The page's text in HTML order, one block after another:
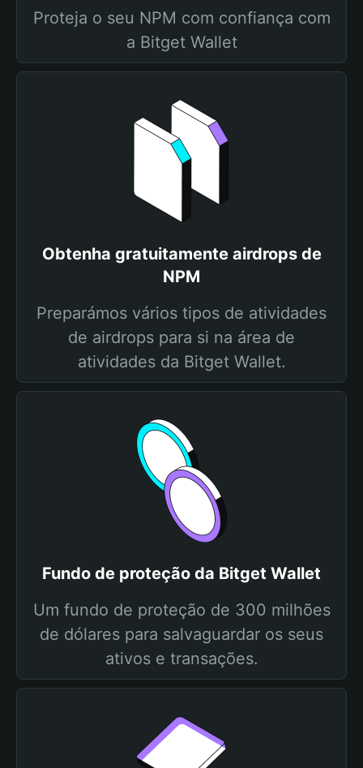
Proteja o seu NPM com confiança com
a Bitget Wallet
Obtenha gratuitamente airdrops de
NPM
Preparámos vários tipos de atividades
de airdrops para si na área de
atividades da Bitget Wallet.
Fundo de proteção da Bitget Wallet
Um fundo de proteção de 300 milhões
de dólares para salvaguardar os seus
ativos e transações.